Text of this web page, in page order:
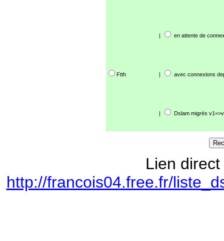
| en attente de
Ftth | avec connexions
| Dslam migrés
Lien
http://francois04.free.fr/